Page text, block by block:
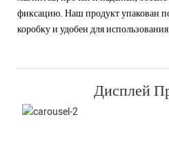
фиксацию. Наш продукт упакован
коробку и удобен для
Дисплей